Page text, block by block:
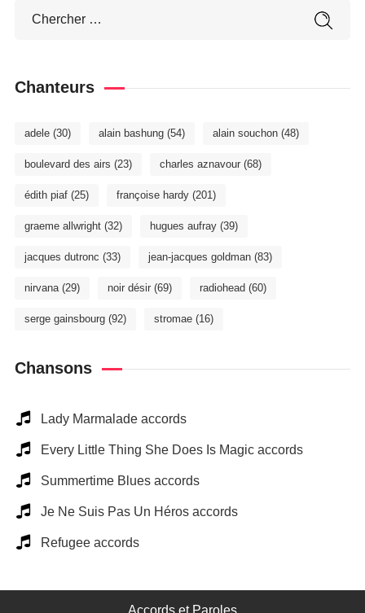
Chanteurs
adele(30) alain bashung(54) alain souchon(48)
boulevard des airs (23) charles aznavour(68)
édith piaf(25) françoise hardy(201)
graeme allwright(32) hugues aufray(39)
jacques dutronc (33) jean-jacques goldman(83)
nirvana(29) noir désir(69) radiohead (60)
serge gainsbourg(92) stromae(16)
Chansons
Lady Marmalade accords
Every Little Thing She Does Is Magic accords
Summertime Blues accords
Je Ne Suis Pas Un Héros accords
Refugee accords
Accords et Paroles